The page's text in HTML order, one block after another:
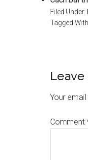
Filed Under:
Tagged
Leave
Your
Comment